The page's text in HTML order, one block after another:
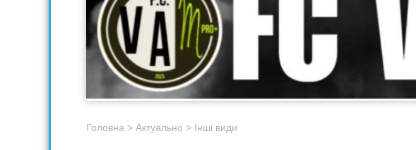
Головна > Актуально > Інші види